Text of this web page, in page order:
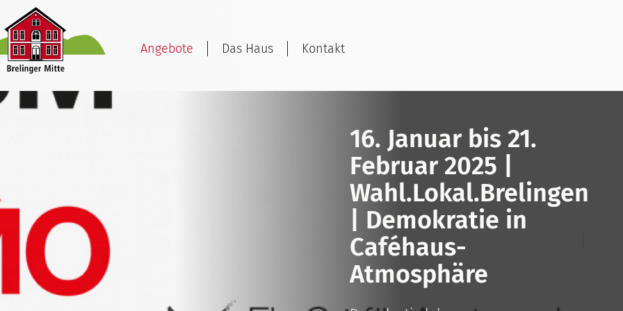
Angebote Das Haus Kontakt
16. Januar bis 21.
Februar 2025 |
Wahl.Lokal.Brelingen
| Demokratie in
Caféhaus-
Atmosphäre